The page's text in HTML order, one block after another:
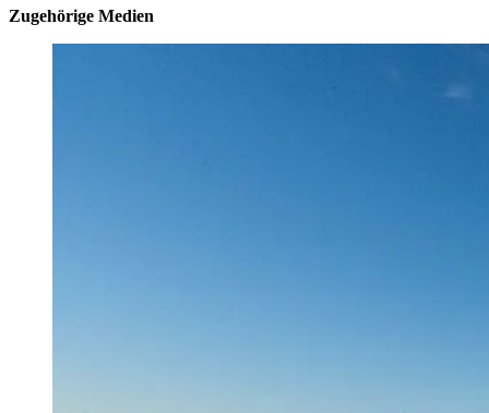
Zugehörige Medien